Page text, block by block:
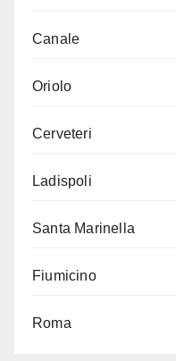
Canale
Oriolo
Cerveteri
Ladispoli
Santa Marinella
Fiumicino
Roma